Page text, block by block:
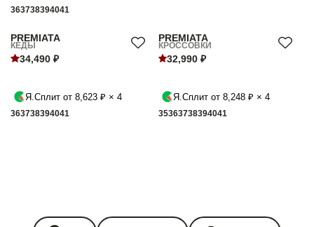
363738394041
PREMIATA
КЕДЫ
34,490 ₽
Я.Сплит от 8,623 ₽ × 4
363738394041
PREMIATA
КРОССОВКИ
32,990 ₽
Я.Сплит от 8,248 ₽ × 4
35363738394041